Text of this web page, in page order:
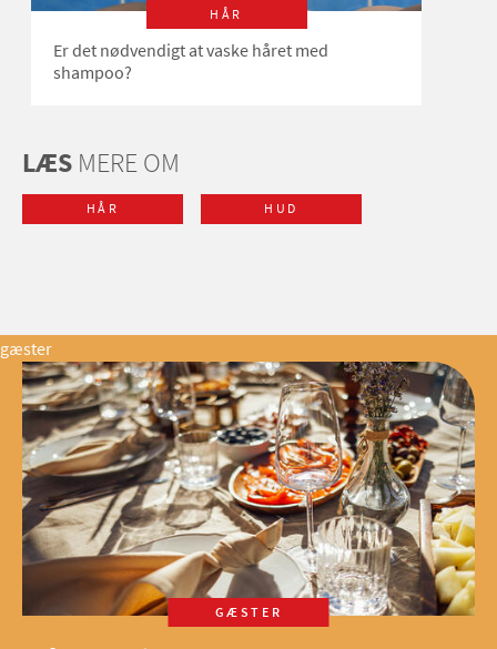
HÅR
Er det nødvendigt at vaske håret med
shampoo?
LÆS MERE OM
HÅR HUD
gæster
GÆSTER